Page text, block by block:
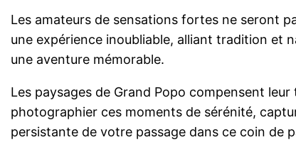
Les amateurs de sensations fortes ne seront
une expérience inoubliable, alliant tradition et
une aventure mémorable.
Les paysages de Grand Popo compensent
photographier ces moments de sérénité,
persistante de votre passage dans ce coin de